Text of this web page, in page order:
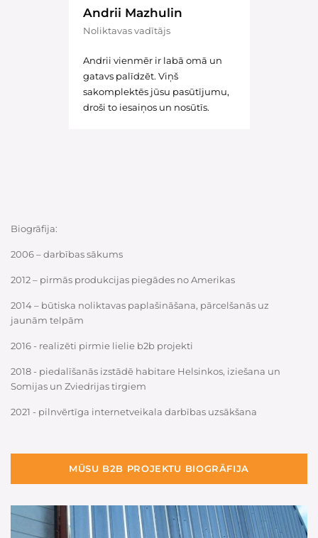
Andrii Mazhulin
Noliktavas vadītājs
Andrii vienmēr ir labā omā un
gatavs palīdzēt. Viņš
sakomplektēs jūsu pasūtījumu,
droši to iesaiņos un nosūtīs.
Biogrāfija:
2006 – darbības sākums
2012 – pirmās produkcijas piegādes no Amerikas
2014 – būtiska noliktavas paplašināšana, pārcelšanās uz
jaunām telpām
2016 - realizēti pirmie lielie b2b projekti
2018 - piedalīšanās izstādē habitare Helsinkos, iziešana un
Somijas un Zviedrijas tirgiem
2021 - pilnvērtīga internetveikala darbības uzsākšana
MŪSU B2B PROJEKTU BIOGRĀFIJA